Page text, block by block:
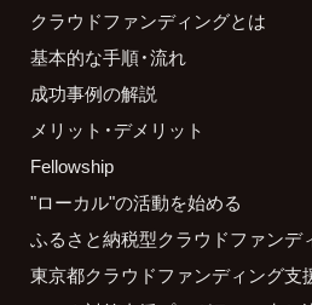
クラウドファンディングとは
基本的な手順・流れ
成功事例の解説
メリット・デメリット
Fellowship
"ローカル"の活動を始める
ふるさと納税型クラウドファンデ
東京都クラウドファンディング支